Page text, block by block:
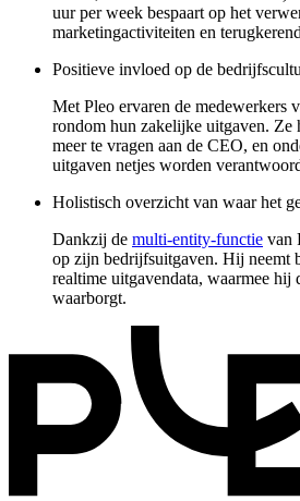
uur per week bespaart op het
marketingactiviteiten en
Positieve invloed op de
Met Pleo ervaren de medewerkers
rondom hun zakelijke uitgaven. Ze
meer te vragen aan de CEO, en
uitgaven netjes worden
Holistisch overzicht van waar het
Dankzij de multi-entity-functie van
op zijn bedrijfsuitgaven. Hij neemt
realtime uitgavendata, waarmee hij
waarborgt.